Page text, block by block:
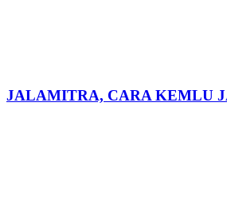
JALAMITRA, CARA KEMLU